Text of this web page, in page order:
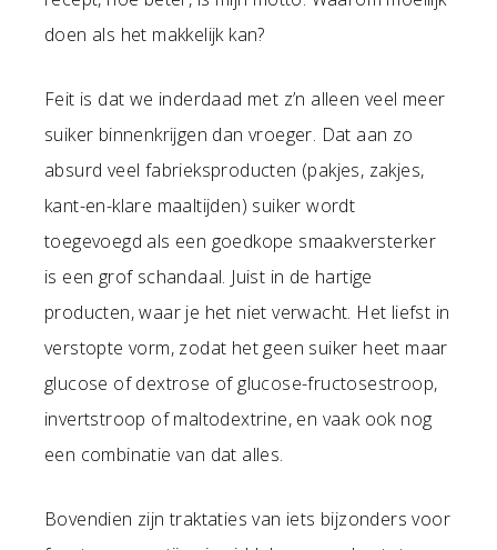
doen als het makkelijk kan?
Feit is dat we inderdaad met z’n alleen veel meer
suiker binnenkrijgen dan vroeger. Dat aan zo
absurd veel fabrieksproducten (pakjes, zakjes,
kant-en-klare maaltijden) suiker wordt
toegevoegd als een goedkope smaakversterker
is een grof schandaal. Juist in de hartige
producten, waar je het niet verwacht. Het liefst in
verstopte vorm, zodat het geen suiker heet maar
glucose of dextrose of glucose-fructosestroop,
invertstroop of maltodextrine, en vaak ook nog
een combinatie van dat alles.
Bovendien zijn traktaties van iets bijzonders voor